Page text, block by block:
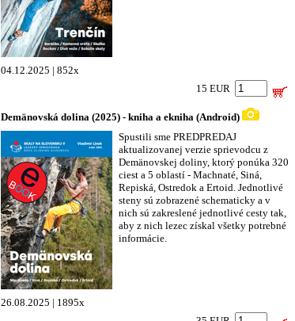
04.12.2025 | 852x
15 EUR
Demänovská dolina (2025) - kniha a ekniha (Android)
Spustili sme PREDPREDAJ
aktualizovanej verzie sprievodcu z
Demänovskej doliny, ktorý ponúka 320
ciest a 5 oblastí - Machnaté, Siná,
Repiská, Ostredok a Ertoid. Jednotlivé
steny sú zobrazené schematicky a v
nich sú zakreslené jednotlivé cesty tak,
aby z nich lezec získal všetky potrebné
informácie.
26.08.2025 | 1895x